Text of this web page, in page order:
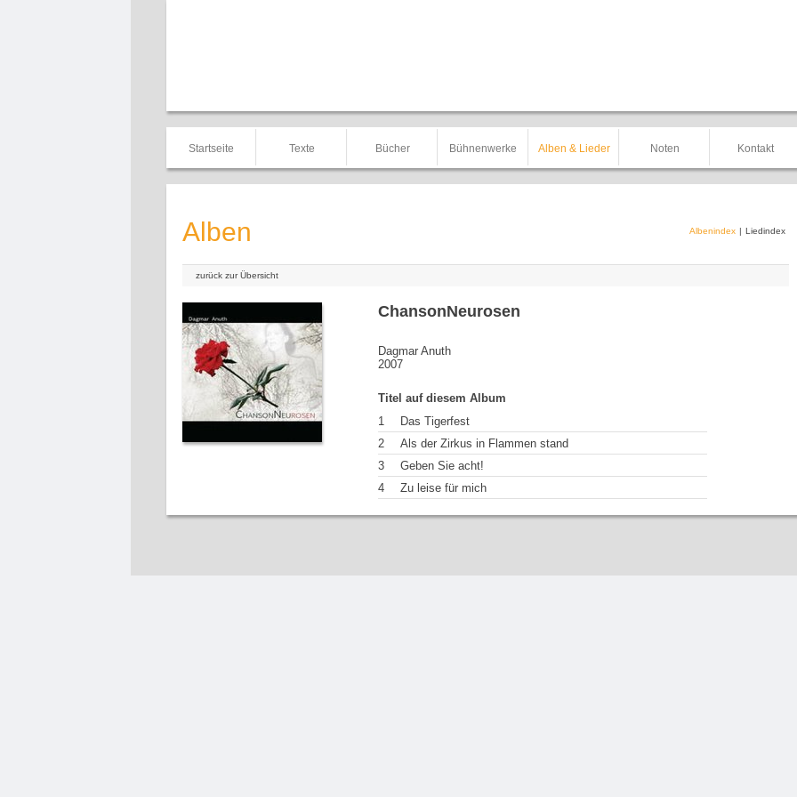
Startseite Texte Bücher Bühnenwerke Alben & Lieder Noten Kontakt
Alben Albenindex | Liedindex
zurück zur Übersicht
ChansonNeurosen
Dagmar Anuth
2007
Titel auf diesem Album
1
Das Tigerfest
2
Als der Zirkus in Flammen stand
3
Geben Sie acht!
4
Zu leise für mich